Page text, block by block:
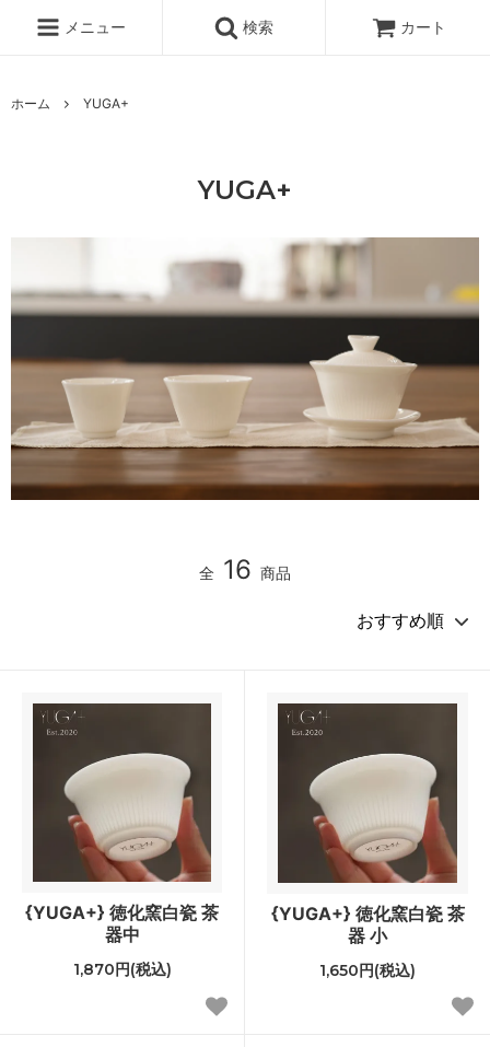
メニュー 検索 カート
ホーム YUGA+
YUGA+
全 16 商品
{YUGA+} 徳化窯白瓷 茶
器中
1,870円(税込)
{YUGA+} 徳化窯白瓷 茶
器 小
1,650円(税込)